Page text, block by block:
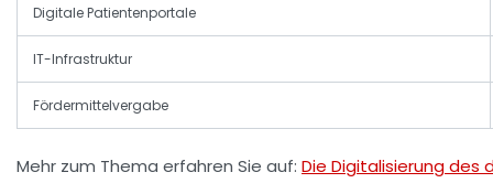
Digitale Patientenportale
IT-Infrastruktur
Fördermittelvergabe
Mehr zum Thema erfahren Sie auf: Die Digitalisierung